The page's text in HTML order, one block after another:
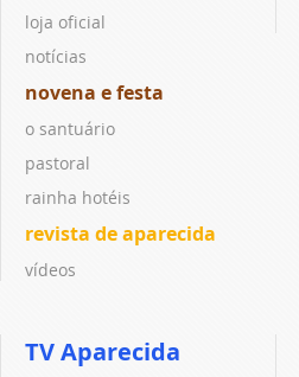
loja oficial
notícias
novena e festa
o santuário
pastoral
rainha hotéis
revista de aparecida
vídeos
TV Aparecida